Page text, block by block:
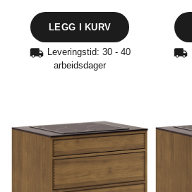
Leveringstid: 30 - 40
arbeidsdager